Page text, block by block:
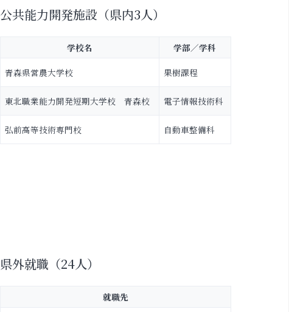
公共能力開発施設（県内3人）
学校名 学部／学科
青森県営農大学校 果樹課程
東北職業能力開発短期大学校 青森校 電子情報技術科
弘前高等技術専門校 自動車整備科
県外就職（24人）
就職先